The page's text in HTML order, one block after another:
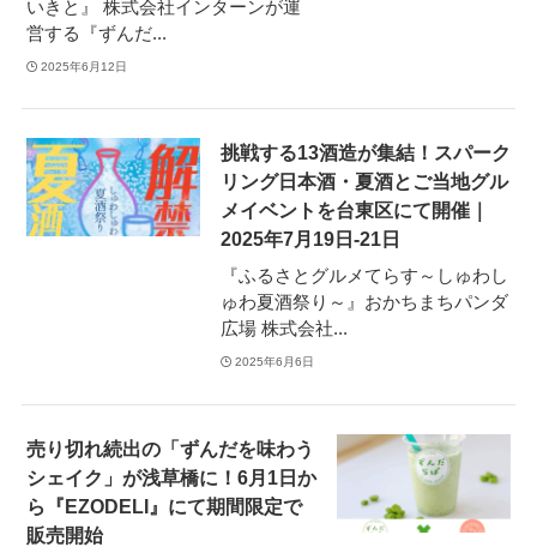
いきと』 株式会社インターンが運
営する『ずんだ...
2025年6月12日
挑戦する13酒造が集結！スパーク
リング日本酒・夏酒とご当地グル
メイベントを台東区にて開催｜
2025年7月19日-21日
『ふるさとグルメてらす～しゅわし
ゅわ夏酒祭り～』おかちまちパンダ
広場 株式会社...
2025年6月6日
売り切れ続出の「ずんだを味わう
シェイク」が浅草橋に！6月1日か
ら『EZODELI』にて期間限定で
販売開始